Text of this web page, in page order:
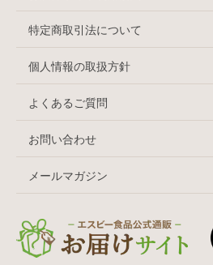
特定商取引法について
個人情報の取扱方針
よくあるご質問
お問い合わせ
メールマガジン